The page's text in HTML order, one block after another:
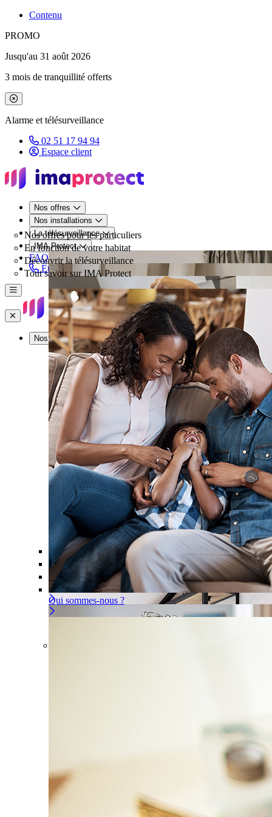
Contenu
PROMO
Jusqu'au 31 août 2026
3 mois de tranquillité offerts
Fermer le bandeau de promotion
Alarme et télésurveillance
02 51 17 94 94
Espace client
Nos offres
Nos offres pour les particuliers
Offre À la carte Gérer ou déléguer votre sécurité, à vous
Nos installations
En fonction de votre habitat
Pour un appartement Une installation adaptée à votre
La télésurveillance
Découvrir la télésurveillance
Les problèmes couverts
IMA Protect
Tout savoir sur IMA Protect
Qui sommes-nous ?
FAQ
Être rappelé
Menu
Fermer
Nos offres